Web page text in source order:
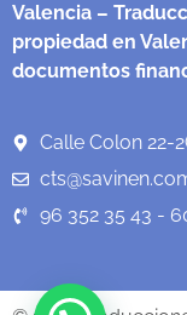
Valencia –
propiedad en
documentos
Calle Colon 22-
96 352 35 43 -